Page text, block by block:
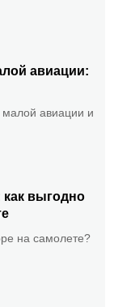
авиации:
малой авиации и
выгодно
на самолете?